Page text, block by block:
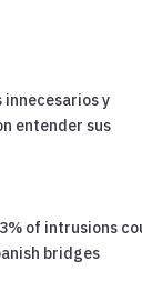
y
entender sus
of intrusions
bridges